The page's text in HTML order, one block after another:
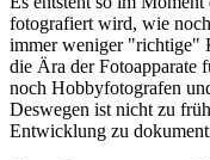
fotografiert wird, wie
immer weniger "richtige"
die Ära der Fotoapparate
noch Hobbyfotografen
Deswegen ist nicht zu
Entwicklung zu